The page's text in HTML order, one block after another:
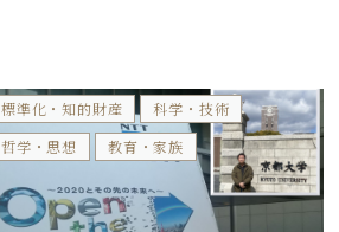
標準化・知的財産
科学・技術
哲学・思想
教育・家族